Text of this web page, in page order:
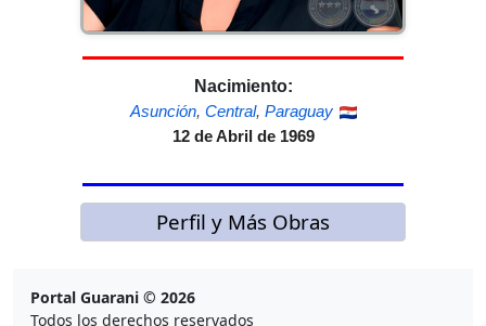
Nacimiento:
Asunción, Central, Paraguay
12 de Abril de 1969
Perfil y Más Obras
Portal Guarani © 2026
Todos los derechos reservados